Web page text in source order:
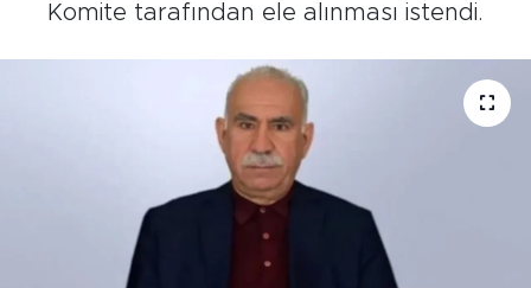
Komite tarafından ele alınması istendi.